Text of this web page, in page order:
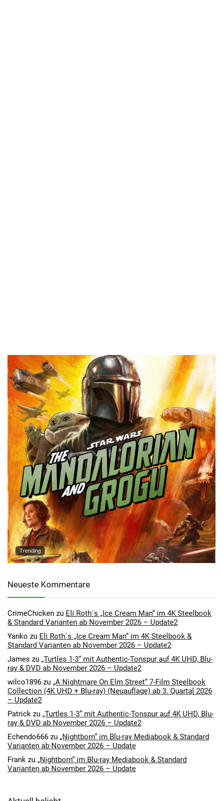
Trending
Neueste Kommentare
CrimeChicken zu Eli Roth´s „Ice Cream Man“ im 4K Steelbook
& Standard Varianten ab November 2026 – Update2
Yanko zu Eli Roth´s „Ice Cream Man“ im 4K Steelbook &
Standard Varianten ab November 2026 – Update2
James zu „Turtles 1-3“ mit Authentic-Tonspur auf 4K UHD, Blu-
ray & DVD ab November 2026 – Update2
wilco1896 zu „A Nightmare On Elm Street“ 7-Film Steelbook
Collection (4K UHD + Blu-ray) (Neuauflage) ab 3. Quartal 2026
– Update2
Patrick zu „Turtles 1-3“ mit Authentic-Tonspur auf 4K UHD, Blu-
ray & DVD ab November 2026 – Update2
Echendo666 zu „Nightborn“ im Blu-ray Mediabook & Standard
Varianten ab November 2026 – Update
Frank zu „Nightborn“ im Blu-ray Mediabook & Standard
Varianten ab November 2026 – Update